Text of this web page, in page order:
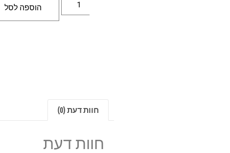
הוספה לסל
חוות דעת (0)
חוות דעת